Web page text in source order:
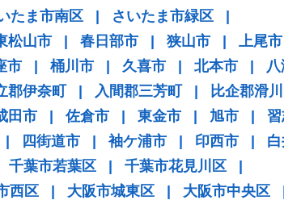
たま市南区 | さいたま市緑区
|
松山市 | 春日部市 | 狭山市 | 上尾市
市 | 桶川市 | 久喜市 | 北本市 |
郡伊奈町 | 入間郡三芳町 | 比企郡滑
田市 | 佐倉市 | 東金市 | 旭市 |
| 四街道市 | 袖ケ浦市 | 印西市 |
千葉市若葉区 | 千葉市花見川区
|
西区 | 大阪市城東区 | 大阪市中央区